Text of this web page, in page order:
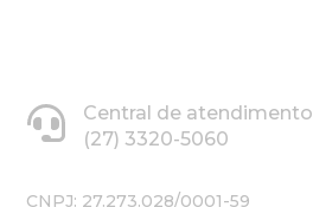
Central de atendimento
(27) 3320-5060
CNPJ: 27.273.028/0001-59